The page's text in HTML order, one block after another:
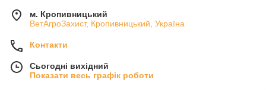
м. Кропивницький
ВетАгроЗахист, Кропивницький, Україна
Контакти
Сьогодні вихідний
Показати весь графік роботи